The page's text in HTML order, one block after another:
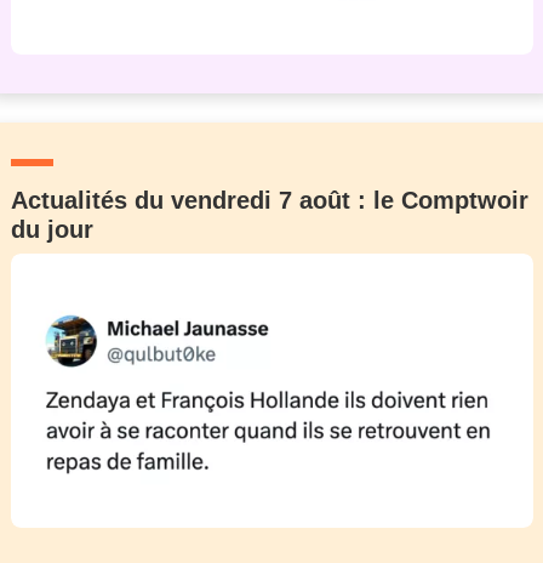
Actualités du vendredi 7 août : le Comptwoir
du jour